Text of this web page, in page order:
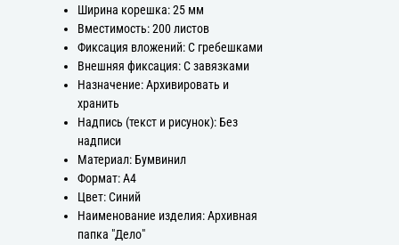
Ширина корешка: 25 мм
Вместимость: 200 листов
Фиксация вложений: С гребешками
Внешняя фиксация: С завязками
Назначение: Архивировать и
хранить
Надпись (текст и рисунок): Без
надписи
Материал: Бумвинил
Формат: А4
Цвет: Синий
Наименование изделия: Архивная
папка "Дело"